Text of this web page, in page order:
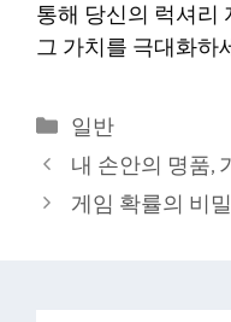
통해 당신의 럭셔리
그 가치를 극대화하
카
테
고
리
일반
내 손안의 명품,
게임 확률의 비